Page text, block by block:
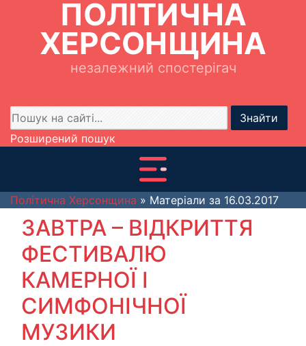
ПОЛІТИЧНА
ХЕРСОНЩИНА
незалежний спостерігач
Знайти
Розширений пошук
Політична Херсонщина » Матеріали за 16.03.2017
ЗАВТРА – ВІДКРИТТЯ
ФЕСТИВАЛЮ
КАМЕРНОЇ І
СИМФОНІЧНОЇ
МУЗИКИ